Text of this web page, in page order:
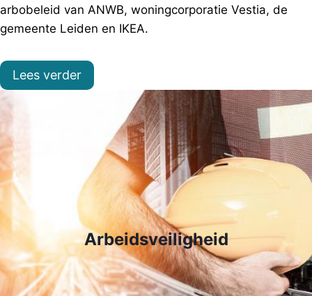
arbobeleid van ANWB, woningcorporatie Vestia, de
gemeente Leiden en IKEA.
Lees verder
Arbeidsveiligheid